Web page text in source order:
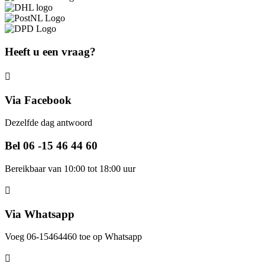
Heeft u een vraag?
Via Facebook
Dezelfde dag antwoord
Bel 06 -15 46 44 60
Bereikbaar van 10:00 tot 18:00 uur
Via Whatsapp
Voeg 06-15464460 toe op Whatsapp